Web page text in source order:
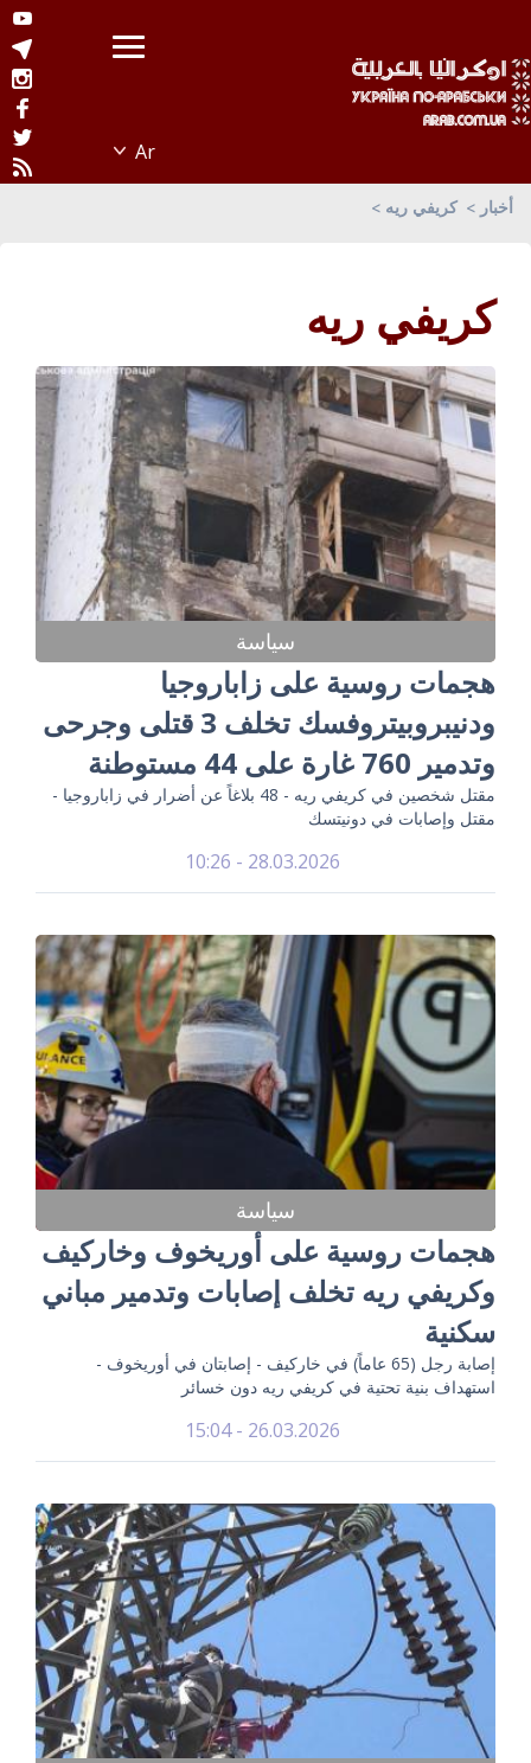
أخبار كريفي ريه
كريفي ريه
سياسة
هجمات روسية على زاباروجيا
ودنيبروبيتروفسك تخلف 3 قتلى وجرحى
وتدمير 760 غارة على 44 مستوطنة
مقتل شخصين في كريفي ريه - 48 بلاغاً عن أضرار في زاباروجيا -
مقتل وإصابات في دونيتسك
28.03.2026 - 10:26
سياسة
هجمات روسية على أوريخوف وخاركيف
وكريفي ريه تخلف إصابات وتدمير مباني
سكنية
إصابة رجل (65 عاماً) في خاركيف - إصابتان في أوريخوف -
استهداف بنية تحتية في كريفي ريه دون خسائر
26.03.2026 - 15:04